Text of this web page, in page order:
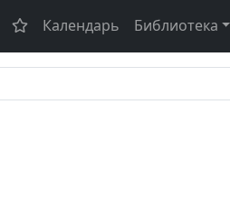
Календарь Библиотека